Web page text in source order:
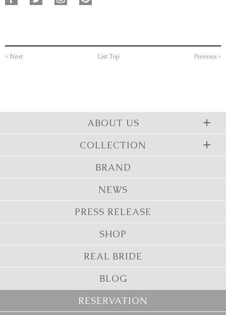
« Next List Top Previous »
ABOUT US
COLLECTION
BRAND
NEWS
PRESS RELEASE
SHOP
REAL BRIDE
BLOG
RESERVATION